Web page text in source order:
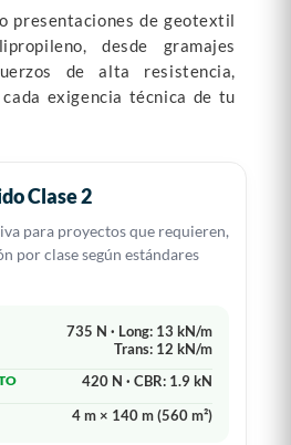
presentaciones de geotextil
desde gramajes
de alta resistencia,
exigencia técnica de tu
Clase 2
para proyectos que requieren,
por clase según estándares
735 N · Long: 13 kN/m
Trans: 12 kN/m
420 N · CBR: 1.9 kN
4 m × 140 m (560 m²)